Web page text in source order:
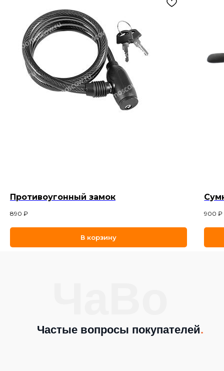
Противоугонный замок
890 ₽
В корзину
900 ₽
Частые вопросы покупателей.